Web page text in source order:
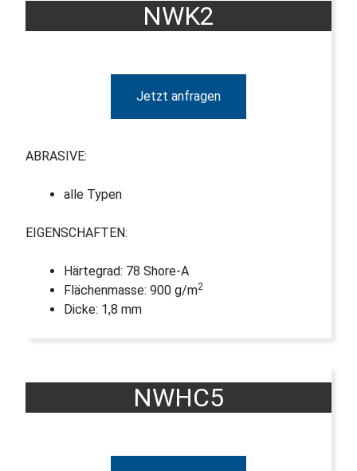
NWK2
Jetzt anfragen
ABRASIVE:
alle Typen
EIGENSCHAFTEN:
Härtegrad: 78 Shore-A
Flächenmasse: 900 g/m2
Dicke: 1,8 mm
NWHC5